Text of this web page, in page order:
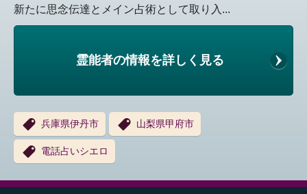
新たに思念伝達とメイン占術として取り入...
霊能者の情報を詳しく見る
兵庫県伊丹市 山梨県甲府市
電話占いシエロ